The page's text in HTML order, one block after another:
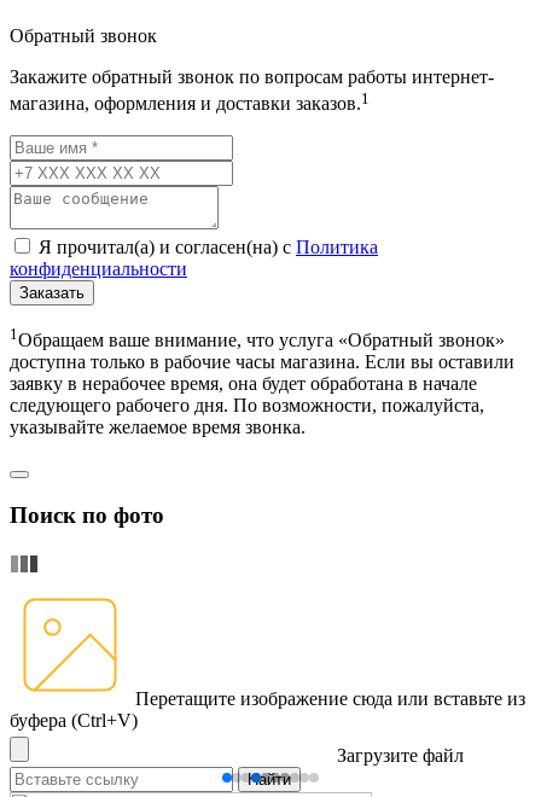
Обратный звонок
Закажите обратный звонок по вопросам работы интернет-
магазина, оформления и доставки заказов.1
Я прочитал(а) и согласен(на) с Политика
конфиденциальности
Заказать
1 Обращаем ваше внимание, что услуга «Обратный звонок»
доступна только в рабочие часы магазина. Если вы оставили
заявку в нерабочее время, она будет обработана в начале
следующего рабочего дня. По возможности, пожалуйста,
указывайте желаемое время звонка.
Поиск по фото
Перетащите изображение сюда или вставьте из
буфера (Ctrl+V)
Загрузите файл
Найти